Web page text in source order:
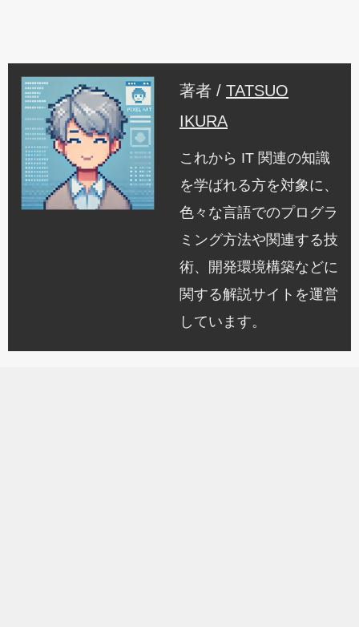
著者 / TATSUO
IKURA
これから IT 関連の知識
を学ばれる方を対象に、
色々な言語でのプログラ
ミング方法や関連する技
術、開発環境構築などに
関する解説サイトを運営
しています。